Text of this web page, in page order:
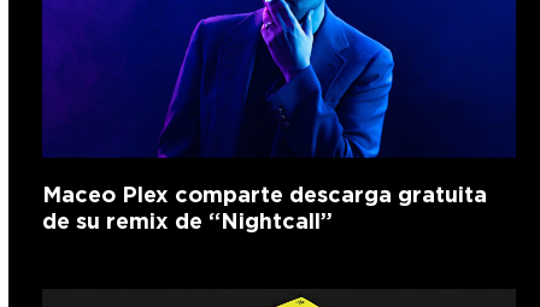
Maceo Plex comparte descarga gratuita
de su remix de “Nightcall”